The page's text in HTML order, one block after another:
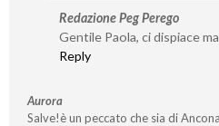
Redazione Peg Perego
Gentile Paola, ci dispiace
Reply
Aurora
Salve!è un peccato che sia di